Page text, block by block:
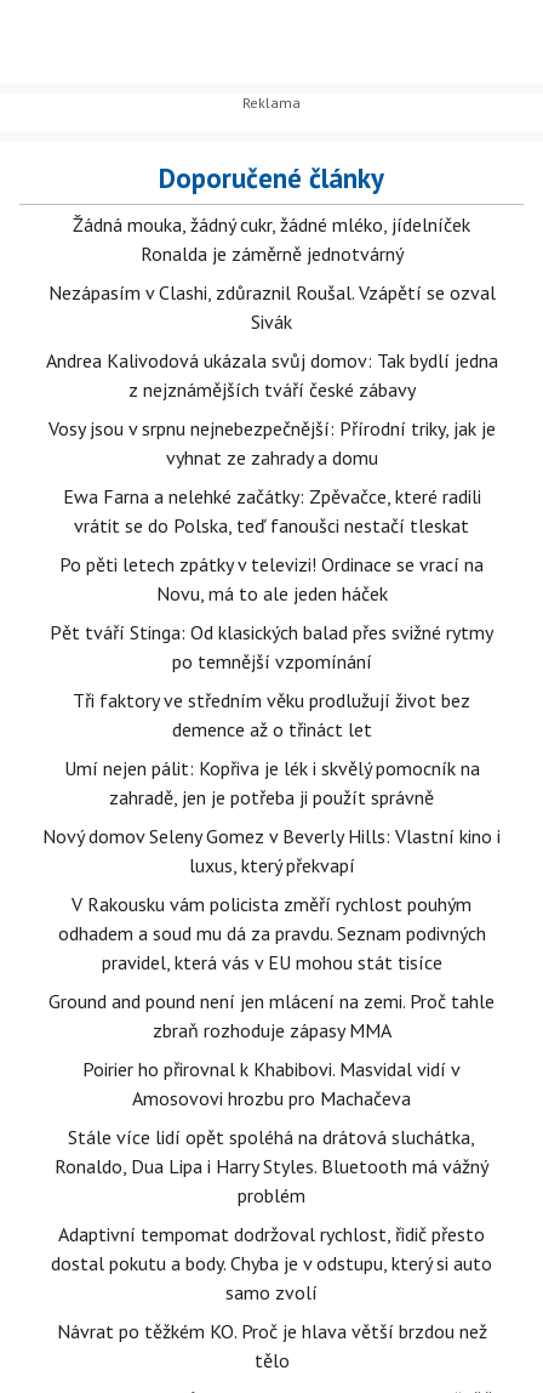
Doporučené články
Žádná mouka, žádný cukr, žádné mléko, jídelníček
Ronalda je záměrně jednotvárný
Nezápasím v Clashi, zdůraznil Roušal. Vzápětí se ozval
Sivák
Andrea Kalivodová ukázala svůj domov: Tak bydlí jedna
z nejznámějších tváří české zábavy
Vosy jsou v srpnu nejnebezpečnější: Přírodní triky, jak je
vyhnat ze zahrady a domu
Ewa Farna a nelehké začátky: Zpěvačce, které radili
vrátit se do Polska, teď fanoušci nestačí tleskat
Po pěti letech zpátky v televizi! Ordinace se vrací na
Novu, má to ale jeden háček
Pět tváří Stinga: Od klasických balad přes svižné rytmy
po temnější vzpomínání
Tři faktory ve středním věku prodlužují život bez
demence až o třináct let
Umí nejen pálit: Kopřiva je lék i skvělý pomocník na
zahradě, jen je potřeba ji použít správně
Nový domov Seleny Gomez v Beverly Hills: Vlastní kino i
luxus, který překvapí
V Rakousku vám policista změří rychlost pouhým
odhadem a soud mu dá za pravdu. Seznam podivných
pravidel, která vás v EU mohou stát tisíce
Ground and pound není jen mlácení na zemi. Proč tahle
zbraň rozhoduje zápasy MMA
Poirier ho přirovnal k Khabibovi. Masvidal vidí v
Amosovovi hrozbu pro Machačeva
Stále více lidí opět spoléhá na drátová sluchátka,
Ronaldo, Dua Lipa i Harry Styles. Bluetooth má vážný
problém
Adaptivní tempomat dodržoval rychlost, řidič přesto
dostal pokutu a body. Chyba je v odstupu, který si auto
samo zvolí
Návrat po těžkém KO. Proč je hlava větší brzdou než
tělo